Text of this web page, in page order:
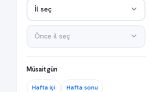
Müsait gün
Hafta içi Hafta sonu